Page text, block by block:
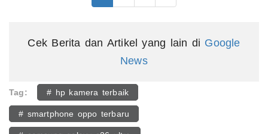
Cek Berita dan Artikel yang lain di Google
News
Tag: # hp kamera terbaik
# smartphone oppo terbaru